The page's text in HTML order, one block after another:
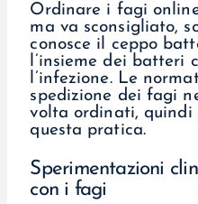
Ordinare i fagi
ma va sconsigliato,
conosce il ceppo
l’insieme dei batteri
l’infezione. Le
spedizione dei fagi
volta ordinati, quindi
questa pratica.
Sperimentazioni
con i fagi